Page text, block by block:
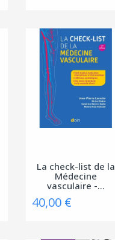
La check-list de la
Médecine
vasculaire -...
40,00 €